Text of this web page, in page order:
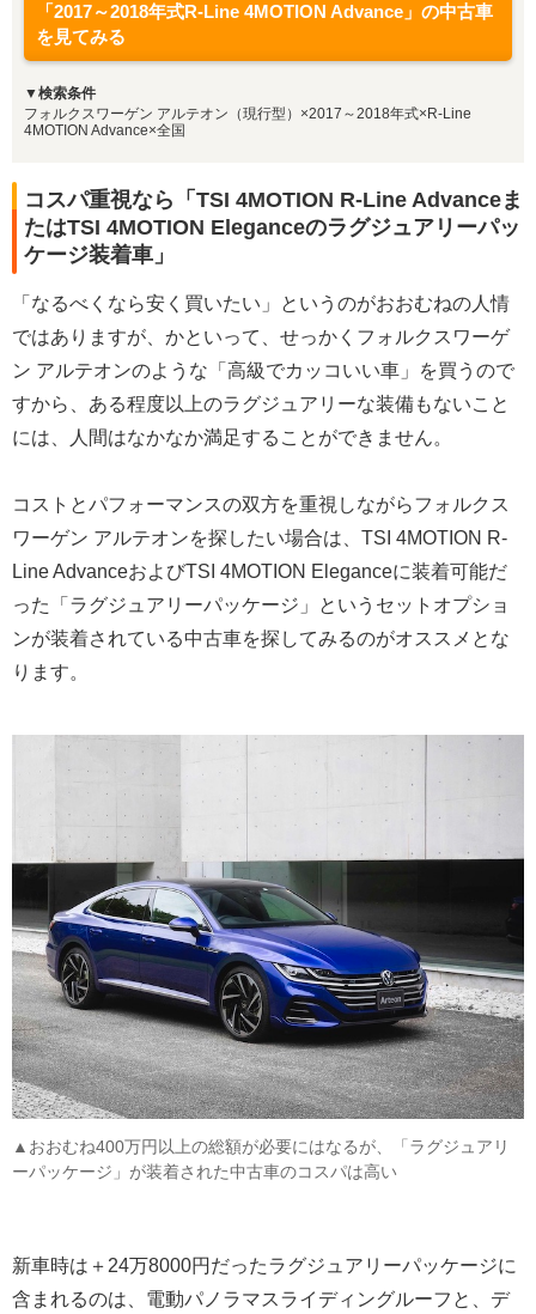
「2017～2018年式R-Line 4MOTION Advance」の中古車
を見てみる
▼検索条件
フォルクスワーゲン アルテオン（現行型）×2017～2018年式×R-Line
4MOTION Advance×全国
コスパ重視なら「TSI 4MOTION R-Line Advanceま
たはTSI 4MOTION Eleganceのラグジュアリーパッ
ケージ装着車」
「なるべくなら安く買いたい」というのがおおむねの人情
ではありますが、かといって、せっかくフォルクスワーゲ
ン アルテオンのような「高級でカッコいい車」を買うので
すから、ある程度以上のラグジュアリーな装備もないこと
には、人間はなかなか満足することができません。
コストとパフォーマンスの双方を重視しながらフォルクス
ワーゲン アルテオンを探したい場合は、TSI 4MOTION R-
Line AdvanceおよびTSI 4MOTION Eleganceに装着可能だ
った「ラグジュアリーパッケージ」というセットオプショ
ンが装着されている中古車を探してみるのがオススメとな
ります。
▲おおむね400万円以上の総額が必要にはなるが、「ラグジュアリ
ーパッケージ」が装着された中古車のコスパは高い
新車時は＋24万8000円だったラグジュアリーパッケージに
含まれるのは、電動パノラマスライディングルーフと、デ